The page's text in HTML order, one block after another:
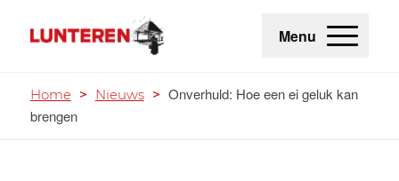
Menu
Home > Nieuws > Onverhuld: Hoe een ei geluk kan
brengen